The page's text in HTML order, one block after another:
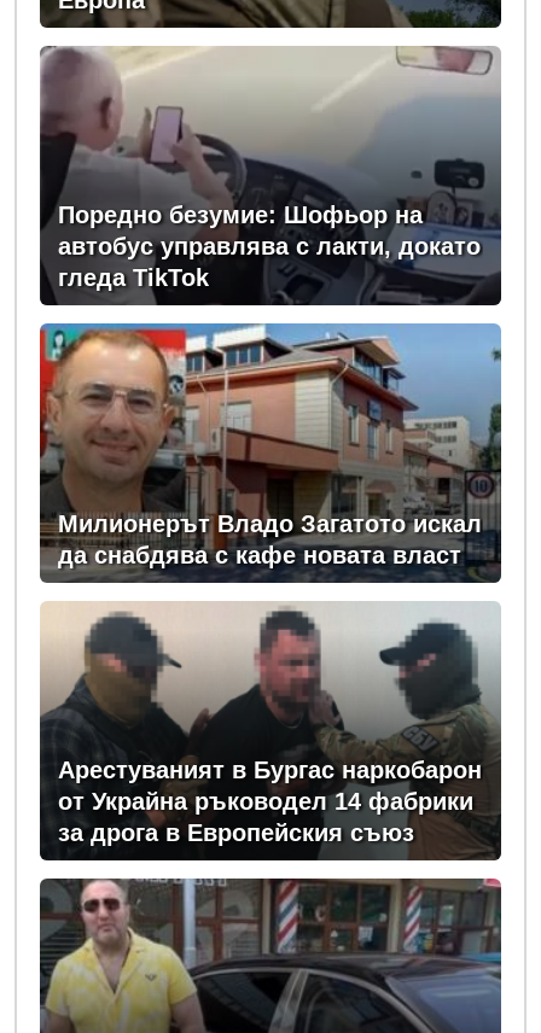
Поредно безумие: Шофьор на
автобус управлява с лакти, докато
гледа TikTok
Милионерът Владо Загатото искал
да снабдява с кафе новата власт
Арестуваният в Бургас наркобарон
от Украйна ръководел 14 фабрики
за дрога в Европейския съюз